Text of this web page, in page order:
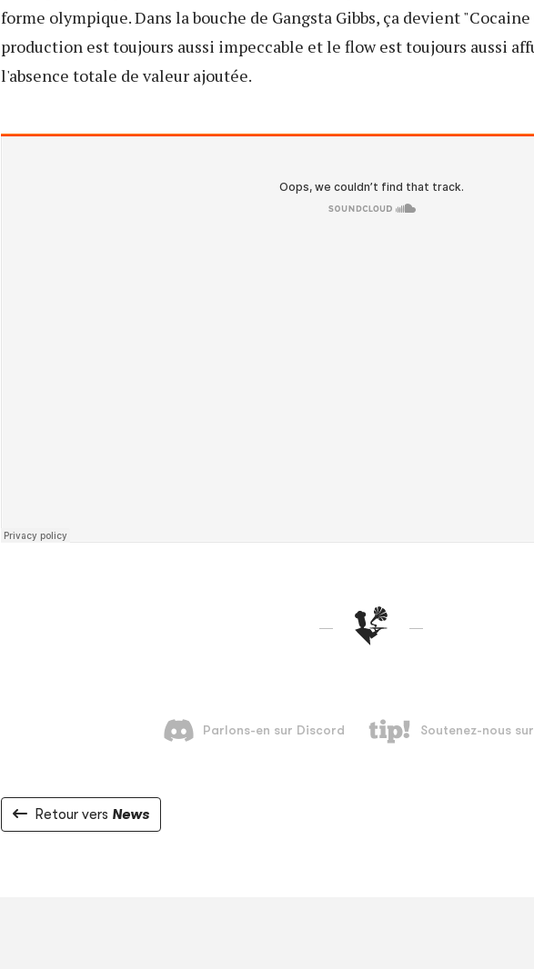
forme olympique. Dans la bouche de Gangsta Gibbs, ça devient "Cocaine
production est toujours aussi impeccable et le flow est toujours aussi
l'absence totale de valeur ajoutée.
Retour vers News